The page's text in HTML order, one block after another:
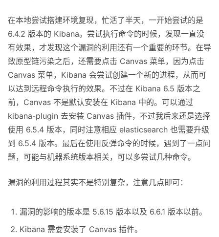
在本地尝试搭建环境复现，忙活了半天，一开始尝试的是
6.4.2 版本的 Kibana。尝试执行命令的时候，发现一直没
有效果，才发现这个漏洞的利用还有一个重要的环节。在导
致原型链污染之后，还需要点击 Canvas 菜单，因为点击
Canvas 菜单，Kibana 会尝试创建一个新的进程，从而可
以达到远程命令执行的效果。不过在 Kibana 6.5 版本之
前，Canvas 不是默认安装在 Kibana 中的。可以通过
kibana-plugin 去安装 Canvas 插件，不过我后来还是选择
使用 6.5.4 版本，同时注意相应 elasticsearch 也需要升级
到 6.5.4 版本。最后在使用反弹命令的时候，遇到了一点问
题，可能与机器系统版本相关，可以多尝试几种命令。
漏洞的利用过程其实不是特别复杂，注意几点即可：
漏洞的影响的版本是 5.6.15 版本以及 6.6.1 版本以前。
Kibana 需要安装了 Canvas 插件。